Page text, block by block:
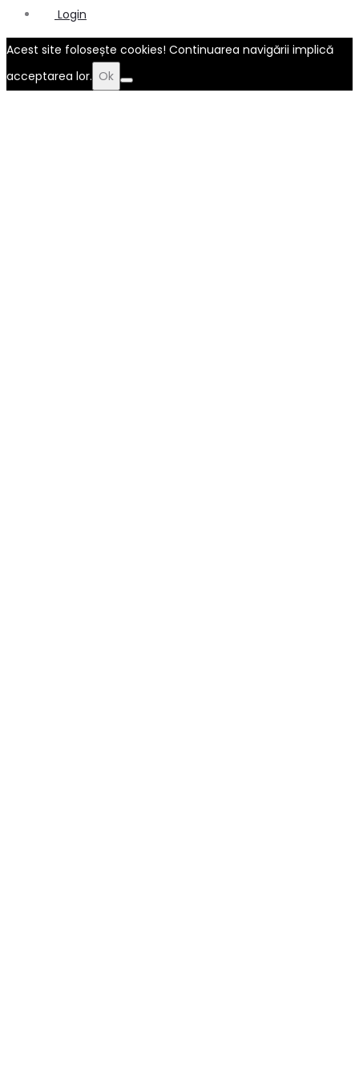
Login
Acest site folosește cookies! Continuarea navigării implică
acceptarea lor. Ok